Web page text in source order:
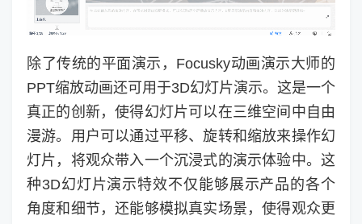
除了传统的平面演示，Focusky动画演示大师的
PPT缩放动画还可用于3D幻灯片演示。这是一个
真正的创新，使得幻灯片可以在三维空间中自由
漫游。用户可以通过平移、旋转和缩放来操作幻
灯片，将观众带入一个沉浸式的演示体验中。这
种3D幻灯片演示特效不仅能够展示产品的各个
角度和细节，还能够模拟真实场景，使得观众更